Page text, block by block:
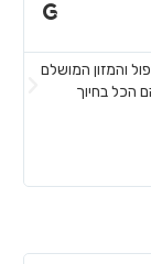
והמזון המושלם
הכל בחיוך